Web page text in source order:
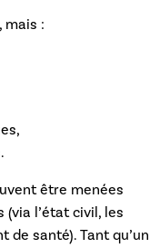
mais :
être menées
(via l’état civil, les
de santé). Tant qu’un